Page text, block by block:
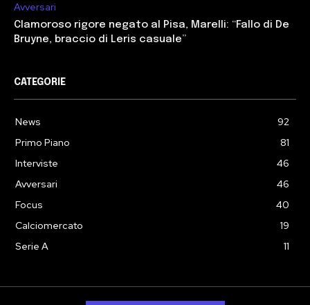
Avversari
Clamoroso rigore negato al Pisa, Marelli: “Fallo di De
Bruyne, braccio di Leris casuale”
CATEGORIE
News
92
Primo Piano
81
Interviste
46
Avversari
46
Focus
40
Calciomercato
19
Serie A
11